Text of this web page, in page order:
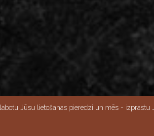
9:00-15:00, Svētdien - slēgts
Jūsu lietošanas pieredzi un mēs -